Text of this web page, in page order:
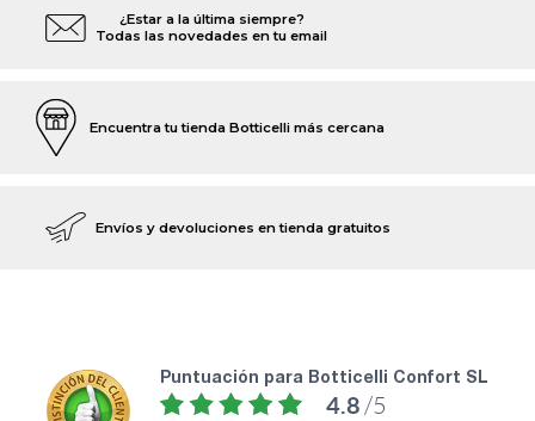
¿Estar a la última siempre?
Todas las novedades en tu email
Encuentra tu tienda Botticelli más cercana
Envíos y devoluciones en tienda gratuitos
puntuación para Botticelli Confort SL
4.8 /5